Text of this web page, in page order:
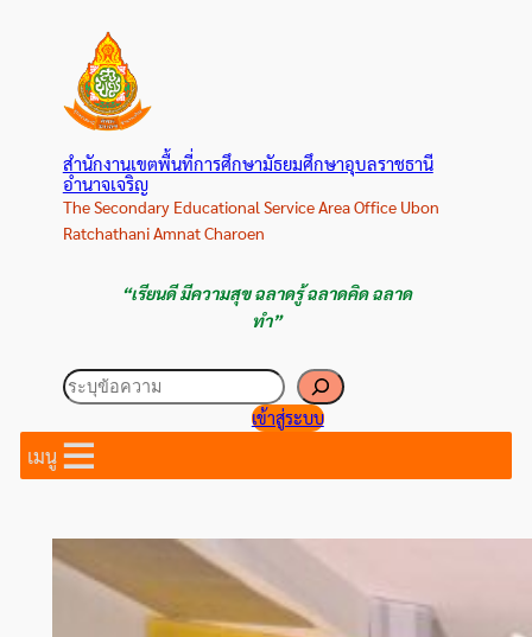
สำนักงานเขตพื้นที่การศึกษามัธยมศึกษาอุบลราชธานี
อำนาจเจริญ
The Secondary Educational Service Area Office Ubon
Ratchathani Amnat Charoen
“เรียนดี มีความสุข ฉลาดรู้ ฉลาดคิด ฉลาด
ทำ”
ค้นหา
เข้าสู่ระบบ
เมนู